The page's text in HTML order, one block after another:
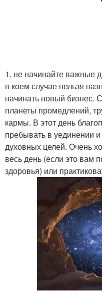
1. не начинайте важные
в коем случае нельзя
начинать новый бизнес.
планеты промедлений,
кармы. В этот день
пребывать в уединении
духовных целей. Очень
весь день (если это вам
здоровья) или